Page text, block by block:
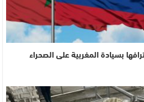
بسيادة المغربية على الصحراء